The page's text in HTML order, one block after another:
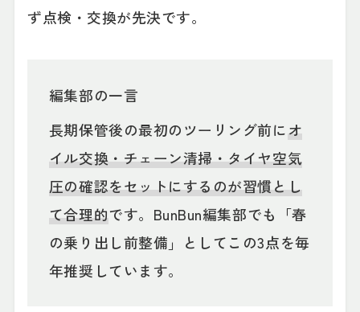
ず点検・交換が先決です。
編集部の一言
長期保管後の最初のツーリング前にオ
イル交換・チェーン清掃・タイヤ空気
圧の確認をセットにするのが習慣とし
て合理的です。BunBun編集部でも「春
の乗り出し前整備」としてこの3点を毎
年推奨しています。